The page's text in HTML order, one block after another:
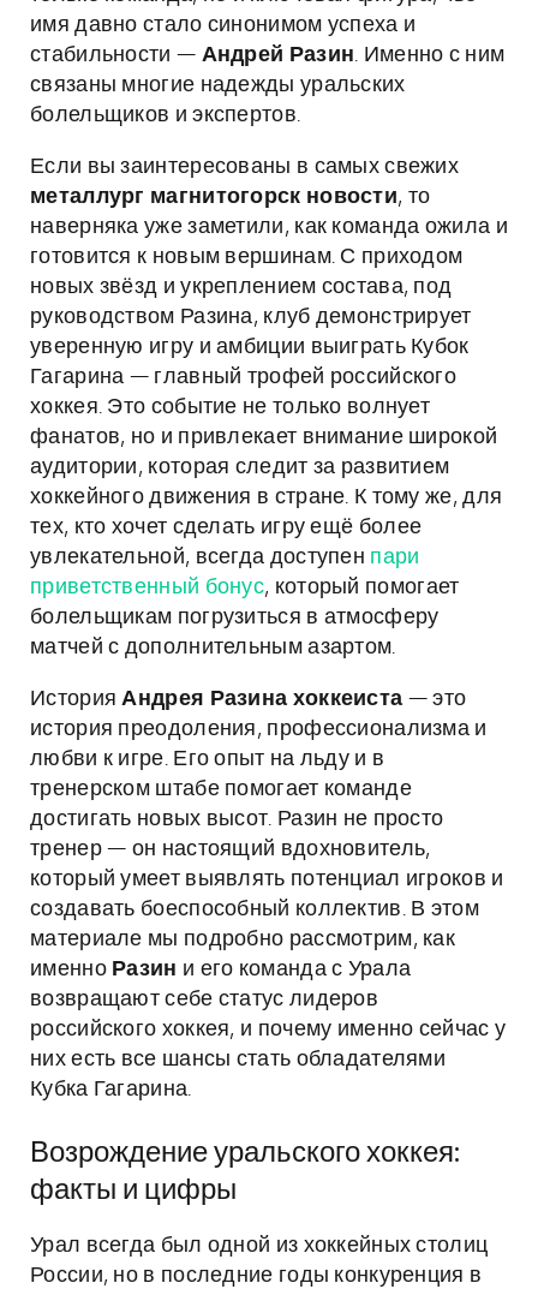
имя давно стало синонимом успеха и
стабильности — Андрей Разин. Именно с ним
связаны многие надежды уральских
болельщиков и экспертов.
Если вы заинтересованы в самых свежих
металлург магнитогорск новости, то
наверняка уже заметили, как команда ожила и
готовится к новым вершинам. С приходом
новых звёзд и укреплением состава, под
руководством Разина, клуб демонстрирует
уверенную игру и амбиции выиграть Кубок
Гагарина — главный трофей российского
хоккея. Это событие не только волнует
фанатов, но и привлекает внимание широкой
аудитории, которая следит за развитием
хоккейного движения в стране. К тому же, для
тех, кто хочет сделать игру ещё более
увлекательной, всегда доступен пари
приветственный бонус, который помогает
болельщикам погрузиться в атмосферу
матчей с дополнительным азартом.
ИсторияАндрея Разина хоккеиста — это
история преодоления, профессионализма и
любви к игре. Его опыт на льду и в
тренерском штабе помогает команде
достигать новых высот. Разин не просто
тренер — он настоящий вдохновитель,
который умеет выявлять потенциал игроков и
создавать боеспособный коллектив. В этом
материале мы подробно рассмотрим, как
именно Разин и его команда с Урала
возвращают себе статус лидеров
российского хоккея, и почему именно сейчас у
них есть все шансы стать обладателями
Кубка Гагарина.
Возрождение уральского хоккея:
факты и цифры
Урал всегда был одной из хоккейных столиц
России, но в последние годы конкуренция в